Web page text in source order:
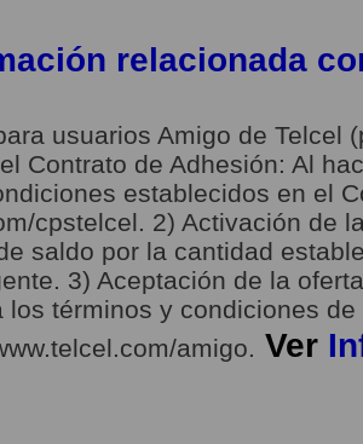
relacionada
usuarios Amigo de Telcel
Contrato de Adhesión: Al
establecidos en el
cpstelcel. 2) Activación de
saldo por la cantidad
3) Aceptación de la
los términos y condiciones
amigo. Ver